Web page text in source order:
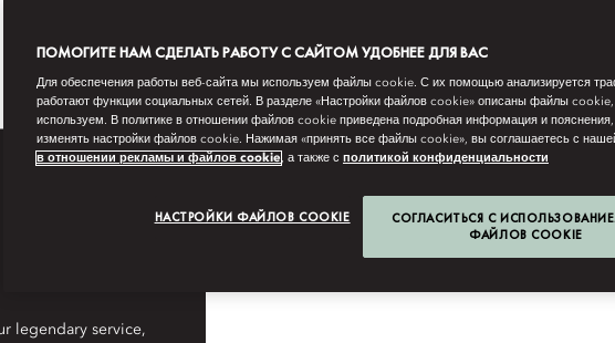
legendary service,
ПОМОГИТЕ НАМ СДЕЛАТЬ РАБОТУ С САЙТОМ УДОБНЕЕ ДЛЯ ВАС
Для обеспечения работы веб-сайта мы используем файлы cookie. С их помощью анализируется
работают функции социальных сетей. В разделе «Настройки файлов cookie» описаны файлы
используем. В политике в отношении файлов cookie приведена подробная информация и пояснения,
изменять настройки файлов cookie. Нажимая «принять все файлы cookie», вы соглашаетесь с
в отношении рекламы и файлов cookie, а также с политикой конфиденциальности
НАСТРОЙКИ ФАЙЛОВ COOKIE
СОГЛАСИТЬСЯ С
ФАЙЛОВ COOKIE